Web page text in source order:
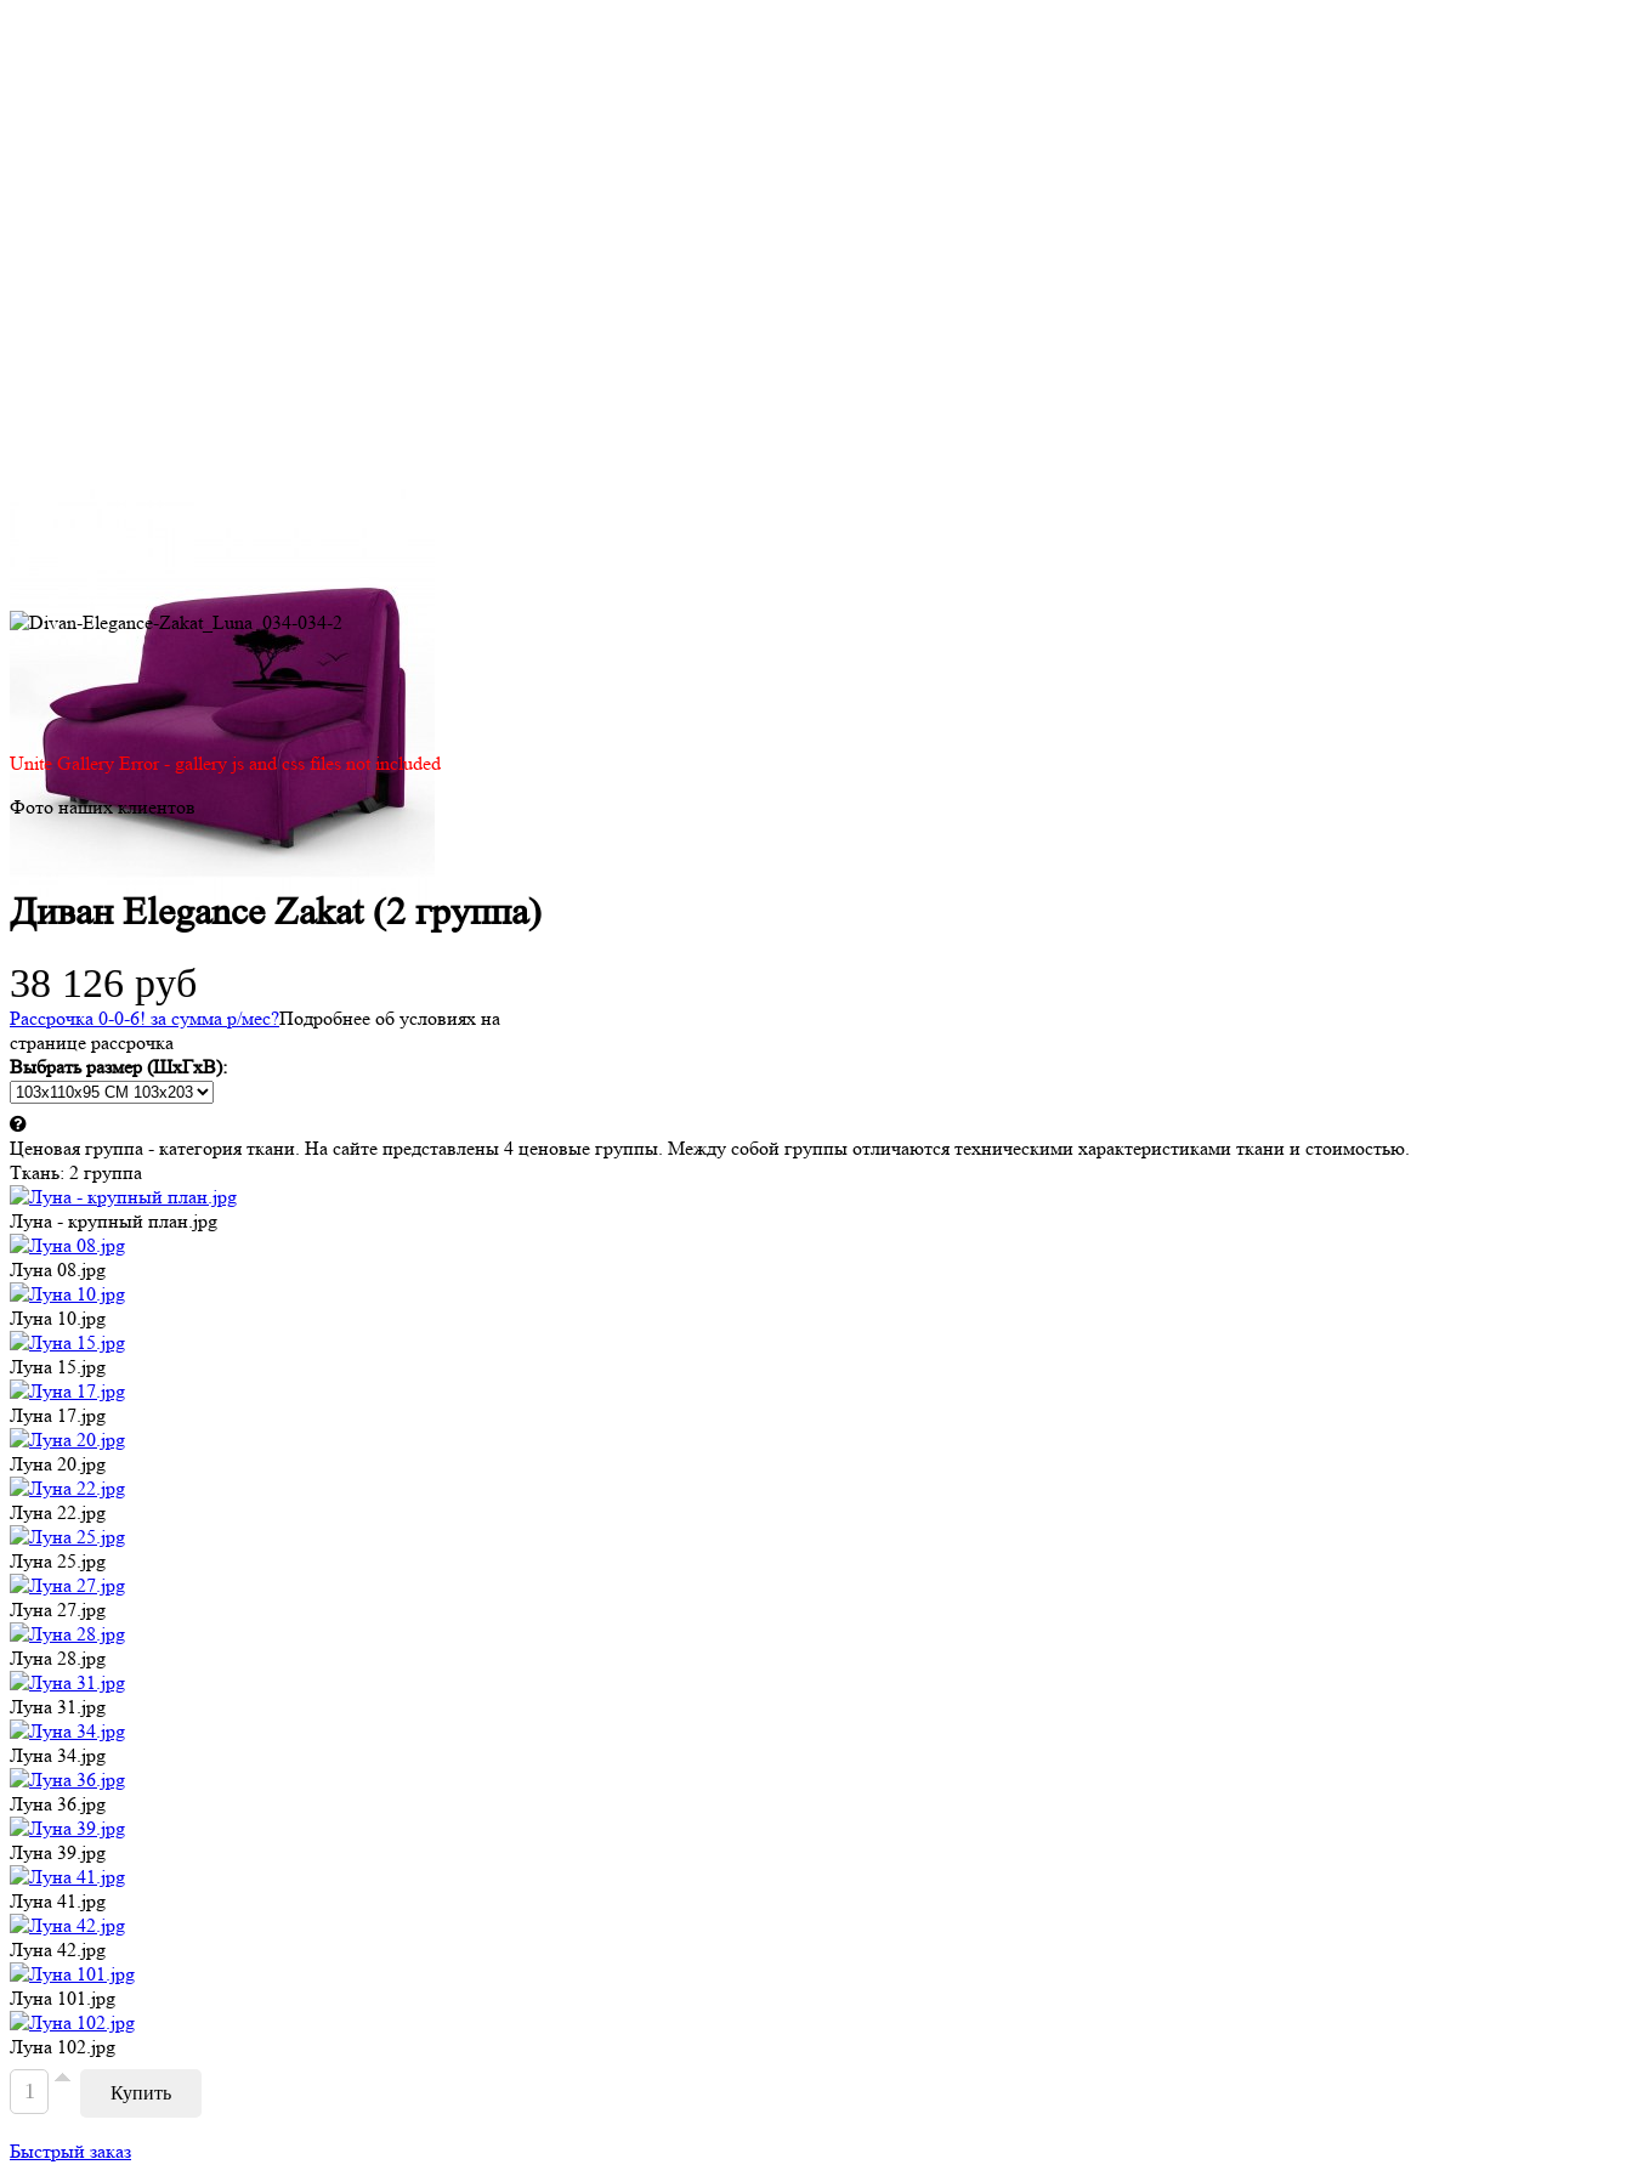
Unite Gallery Error - gallery js and css files not included
Фото наших клиентов
Диван Elegance Zakat (2 группа)
38 126 руб
Рассрочка 0-0-6! за сумма р/мес?Подробнее об условиях на
странице рассрочка
Выбрать размер (ШхГхВ):
Ценовая группа - категория ткани. На сайте представлены 4 ценовые группы. Между собой группы отличаются техническими характеристиками ткани и стоимостью.
Ткань: 2 группа
Луна - крупный план.jpg
Луна 08.jpg
Луна 10.jpg
Луна 15.jpg
Луна 17.jpg
Луна 20.jpg
Луна 22.jpg
Луна 25.jpg
Луна 27.jpg
Луна 28.jpg
Луна 31.jpg
Луна 34.jpg
Луна 36.jpg
Луна 39.jpg
Луна 41.jpg
Луна 42.jpg
Луна 101.jpg
Луна 102.jpg
Быстрый заказ